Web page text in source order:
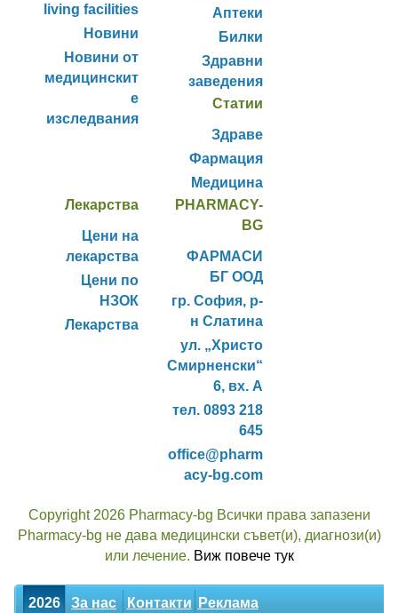
living facilities
Новини
Новини от
медицинскит
е
изследвания
Аптеки
Билки
Здравни
заведения
Статии
Здраве
Фармация
Медицина
Лекарства
Цени на
лекарства
Цени по
НЗОК
Лекарства
PHARMACY-
BG
ФАРМАСИ
БГ ООД
гр. София, р-
н Слатина
ул. „Христо
Смирненски“
6, вх. А
тел. 0893 218
645
office@pharm
acy-bg.com
Copyright 2026 Pharmacy-bg Всички права запазени
Pharmacy-bg не дава медицински съвет(и), диагнози(и)
или лечение. Виж повече тук
2026 За нас Контакти Реклама